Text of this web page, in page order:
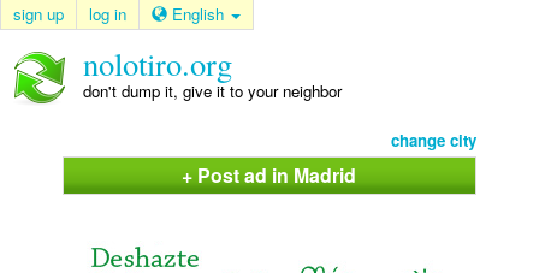
sign up log in English
nolotiro.org
don't dump it, give it to your neighbor
change city
+ Post ad in Madrid